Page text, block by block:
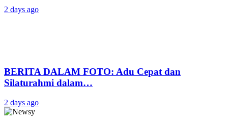
2 days ago
BERITA DALAM FOTO: Adu Cepat dan
Silaturahmi dalam…
2 days ago